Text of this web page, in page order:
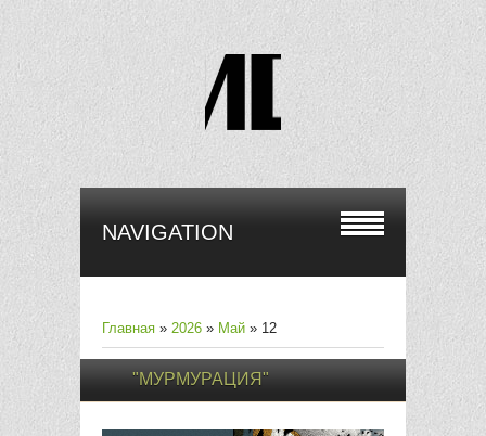
NAVIGATION
Главная » 2026 » Май » 12
"МУРМУРАЦИЯ"